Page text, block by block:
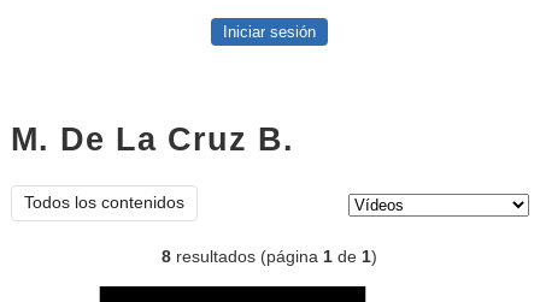
Iniciar sesión
M. De La Cruz B.
Todos los contenidos
8 resultados (página1 de1)